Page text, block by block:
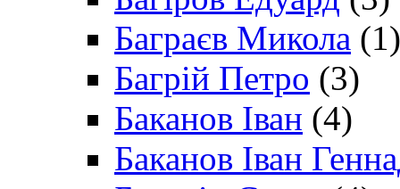
Баграєв Микола (1)
Багрій Петро (3)
Баканов Іван (4)
Баканов Іван